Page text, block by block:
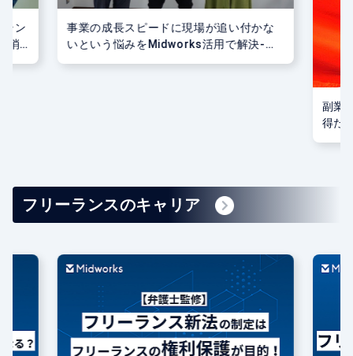
な
-株
受託
開発
フリーランスのキャリア